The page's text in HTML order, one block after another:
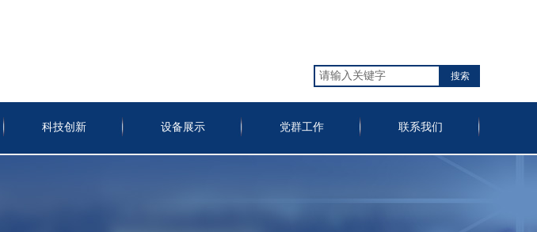
搜索
科技创新 设备展示 党群工作 联系我们